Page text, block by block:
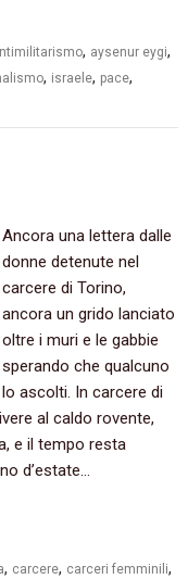
, aysenur eygi,
, israele, pace,
Ancora una lettera dalle
donne detenute nel
carcere di Torino,
ancora un grido lanciato
oltre i muri e le gabbie
sperando che qualcuno
lo ascolti. In carcere di
al caldo rovente,
e il tempo resta
d’estate…
, carcere, carceri femminili,